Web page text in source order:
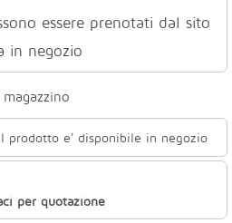
essere prenotati dal sito
in negozio
prodotto e' disponibile in negozio
per quotazione